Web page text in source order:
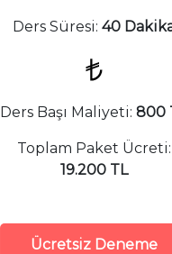
Ders Süresi: 40
Ders Başı Maliyeti: 800
Toplam Paket Ücreti:
19.200 TL
Ücretsiz Deneme